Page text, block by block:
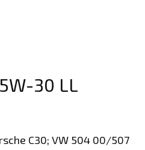
30 LL
C30; VW 504 00/507